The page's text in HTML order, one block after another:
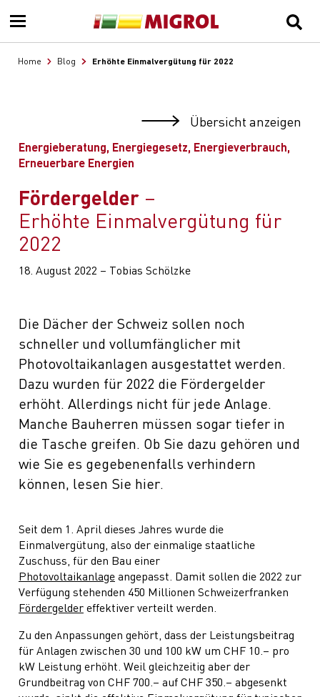
Home Blog Erhöhte Einmalvergütung für 2022
Übersicht anzeigen
Energieberatung, Energiegesetz, Energieverbrauch,
Erneuerbare Energien
Fördergelder
Erhöhte Einmalvergütung für
2022
18. August 2022 – Tobias Schölzke
Die Dächer der Schweiz sollen noch
schneller und vollumfänglicher mit
Photovoltaikanlagen ausgestattet werden.
Dazu wurden für 2022 die Fördergelder
erhöht. Allerdings nicht für jede Anlage.
Manche Bauherren müssen sogar tiefer in
die Tasche greifen. Ob Sie dazu gehören und
wie Sie es gegebenenfalls verhindern
können, lesen Sie hier.
Seit dem 1. April dieses Jahres wurde die
Einmalvergütung, also der einmalige staatliche
Zuschuss, für den Bau einer
Photovoltaikanlageangepasst. Damit sollen die 2022 zur
Verfügung stehenden 450 Millionen Schweizerfranken
Fördergeldereffektiver verteilt werden.
Zu den Anpassungen gehört, dass der Leistungsbeitrag
für Anlagen zwischen 30 und 100 kW um CHF 10.– pro
kW Leistung erhöht. Weil gleichzeitig aber der
Grundbeitrag von CHF 700.– auf CHF 350.– abgesenkt